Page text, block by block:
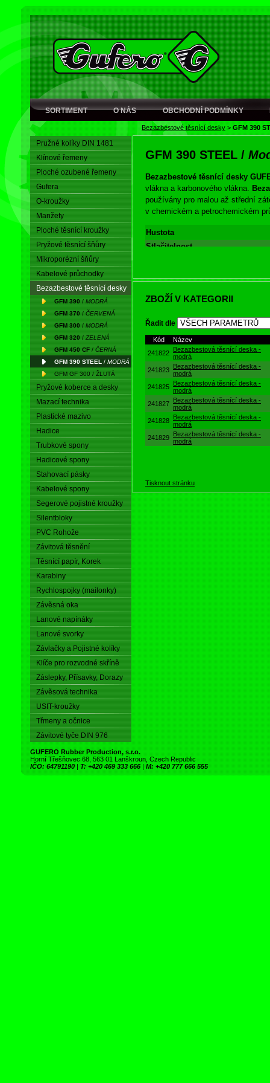
SORTIMENT O NÁS OBCHODNÍ PODMÍNKY
Bezazbestové těsnící desky > GFM 390
Pružné kolíky DIN 1481
Klínové řemeny
Ploché ozubené řemeny
Gufera
O-kroužky
Manžety
Ploché těsnící kroužky
Pryžové těsnící šňůry
Mikroporézní šňůry
Kabelové průchodky
Bezazbestové těsnící desky
GFM 390 / MODRÁ
GFM 370 / ČERVENÁ
GFM 300 / MODRÁ
GFM 320 / ZELENÁ
GFM 450 CF / ČERNÁ
GFM 390 STEEL / MODRÁ
GFM GF 300 / ŽLUTÁ
Pryžové koberce a desky
Mazací technika
Plastické mazivo
Hadice
Trubkové spony
Hadicové spony
Stahovací pásky
Kabelové spony
Segerové pojistné kroužky
Silentbloky
PVC Rohože
Závitová těsnění
Těsnící papír, Korek
Karabiny
Rychlospojky (mailonky)
Závěsná oka
Lanové napínáky
Lanové svorky
Závlačky a Pojistné kolíky
Klíče pro rozvodné skříně
Záslepky, Přísavky, Dorazy
Závěsová technika
USIT-kroužky
Třmeny a očnice
Závitové tyče DIN 976
GFM 390 STEEL /
Bezazbestové těsnící desky
vlákna a karbonového vlákna.
používány pro malou až střední
v chemickém a petrochemickém
Hustota
Stlačitelnost
ZBOŽÍ V KATEGORII
Řadit dle
Kód
Název
241822
Bezazbestová těsnící deska -
modrá
241823
Bezazbestová těsnící deska -
modrá
241825
Bezazbestová těsnící deska -
modrá
241827
Bezazbestová těsnící deska -
modrá
241828
Bezazbestová těsnící deska -
modrá
241829
Bezazbestová těsnící deska -
modrá
Tisknout stránku
GUFERO Rubber Production, s.r.o.
Horní Třešňovec 68, 563 01 Lanškroun, Czech Republic
IČO: 64791190 | T: +420 469 333 666 | M: +420 777 666 555